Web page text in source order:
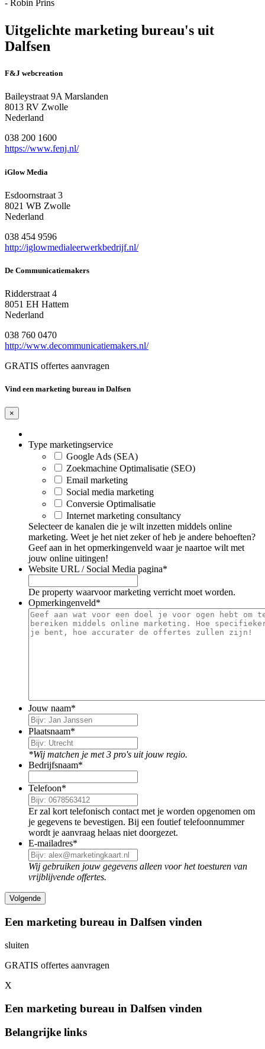
- Robin Prins
Uitgelichte marketing bureau's uit
Dalfsen
F&J webcreation
Baileystraat 9A Marslanden
8013 RV Zwolle
Nederland
038 200 1600
https://www.fenj.nl/
iGlow Media
Esdoornstraat 3
8021 WB Zwolle
Nederland
038 454 9596
http://iglowmedialeerwerkbedrijf.nl/
De Communicatiemakers
Ridderstraat 4
8051 EH Hattem
Nederland
038 760 0470
http://www.decommunicatiemakers.nl/
GRATIS offertes aanvragen
Vind een marketing bureau in Dalfsen
×
Type marketingservice
Google Ads (SEA)
Zoekmachine Optimalisatie (SEO)
Email marketing
Social media marketing
Conversie Optimalisatie
Internet marketing consultancy
Selecteer de kanalen die je wilt inzetten middels online
marketing. Weet je het niet zeker of heb je andere behoeften?
Geef aan in het opmerkingenveld waar je naartoe wilt met
jouw online uitingen!
Website URL / Social Media pagina*
De property waarvoor marketing verricht moet worden.
Opmerkingenveld*
Jouw naam*
Plaatsnaam*
*Wij matchen je met 3 pro's uit jouw regio.
Bedrijfsnaam*
Telefoon*
Er zal kort telefonisch contact met je worden opgenomen om
je gegevens te bevestigen. Bij een foutief telefoonnummer
wordt je aanvraag helaas niet doorgezet.
E-mailadres*
Wij gebruiken jouw gegevens alleen voor het toesturen van
vrijblijvende offertes.
Een marketing bureau in Dalfsen vinden
sluiten
GRATIS offertes aanvragen
X
Een marketing bureau in Dalfsen vinden
Belangrijke links